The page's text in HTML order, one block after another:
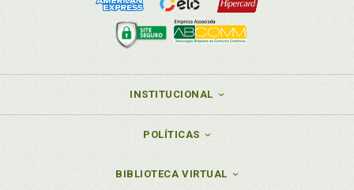
INSTITUCIONAL
POLÍTICAS
BIBLIOTECA VIRTUAL